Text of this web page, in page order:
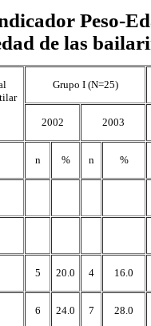
Peso-
de las
Grupo I (N=25)
2002 2003
n % n %
5 20.0 4 16.0
6 24.0 7 28.0